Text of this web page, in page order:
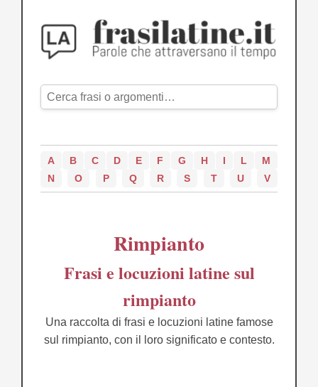
A B C D E F G H I L
M
N
O P Q R S T U V
Rimpianto
Frasi e locuzioni latine sul
rimpianto
Una raccolta di frasi e locuzioni latine famose
sul rimpianto, con il loro significato e contesto.